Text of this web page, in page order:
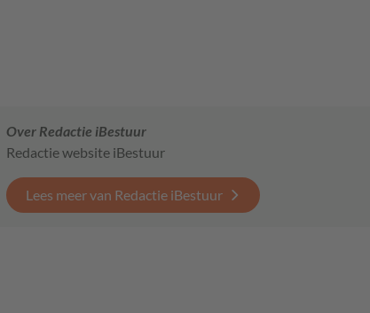
Over Redactie iBestuur
Redactie website iBestuur
Lees meer van Redactie iBestuur